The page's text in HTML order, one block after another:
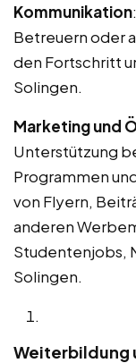
Kommunikation
Betreuern oder
den Fortschritt
Solingen.
Marketing und
Unterstützung
Programmen
von Flyern,
anderen
Studentenjobs,
Solingen.
Weiterbildung